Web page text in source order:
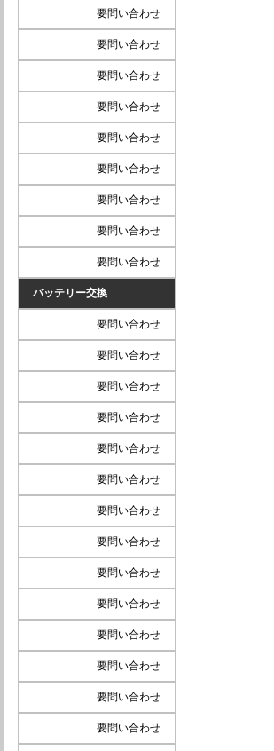
要問い合わせ
要問い合わせ
要問い合わせ
要問い合わせ
要問い合わせ
要問い合わせ
要問い合わせ
要問い合わせ
要問い合わせ
バッテリー交換
要問い合わせ
要問い合わせ
要問い合わせ
要問い合わせ
要問い合わせ
要問い合わせ
要問い合わせ
要問い合わせ
要問い合わせ
要問い合わせ
要問い合わせ
要問い合わせ
要問い合わせ
要問い合わせ